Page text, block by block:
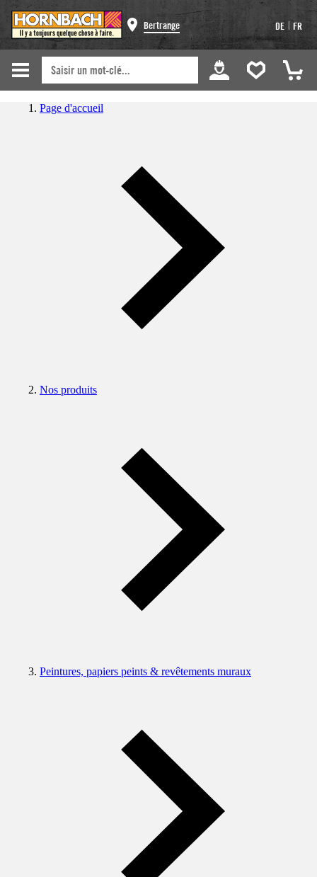
Bertrange DE | FR
Page d'accueil
Nos produits
Peintures, papiers peints & revêtements muraux